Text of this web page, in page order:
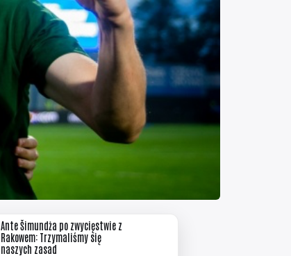
Ante Šimundża po zwycięstwie z
Rakowem: Trzymaliśmy się
naszych zasad